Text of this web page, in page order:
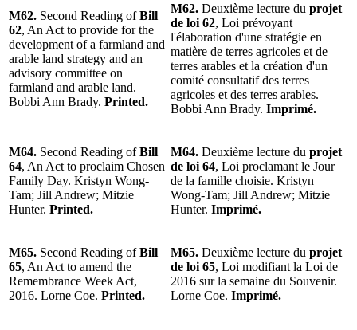
M62. Second Reading ofBill
62, An Act to provide for the
development of a farmland and
arable land strategy and an
advisory committee on
farmland and arable land.
Bobbi Ann Brady. Printed.
M62. Deuxième lecture du projet
de loi 62, Loi prévoyant
l'élaboration d'une stratégie en
matière de terres agricoles et de
terres arables et la création d'un
comité consultatif des terres
agricoles et des terres arables.
Bobbi Ann Brady. Imprimé.
M64. Second Reading ofBill
64, An Act to proclaim Chosen
Family Day. Kristyn Wong-
Tam; Jill Andrew; Mitzie
Hunter. Printed.
M64. Deuxième lecture du projet
de loi 64, Loi proclamant le Jour
de la famille choisie. Kristyn
Wong-Tam; Jill Andrew; Mitzie
Hunter. Imprimé.
M65. Second Reading ofBill
65, An Act to amend the
Remembrance Week Act,
2016. Lorne Coe. Printed.
M65. Deuxième lecture du projet
de loi 65, Loi modifiant la Loi de
2016 sur la semaine du Souvenir.
Lorne Coe. Imprimé.